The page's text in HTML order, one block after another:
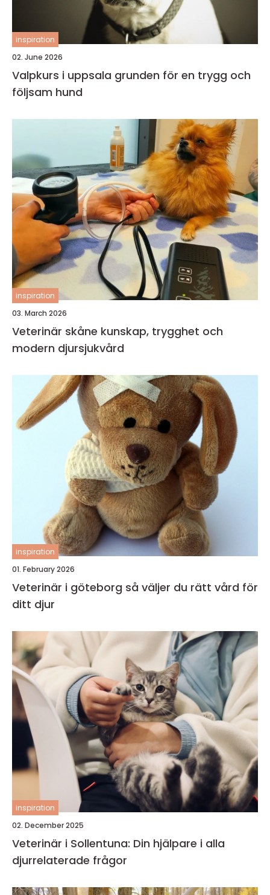
inspiration
02. June 2026
Valpkurs i uppsala grunden för en trygg och
följsam hund
inspiration
03. March 2026
Veterinär skåne kunskap, trygghet och
modern djursjukvård
inspiration
01. February 2026
Veterinär i göteborg så väljer du rätt vård för
ditt djur
inspiration
02. December 2025
Veterinär i Sollentuna: Din hjälpare i alla
djurrelaterade frågor